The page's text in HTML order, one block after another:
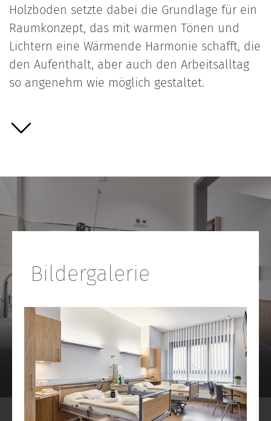
Holzboden setzte dabei die Grundlage für ein
Raumkonzept, das mit warmen Tönen und
Lichtern eine Wärmende Harmonie schafft, die
den Aufenthalt, aber auch den Arbeitsalltag
so angenehm wie möglich gestaltet.
Bildergalerie